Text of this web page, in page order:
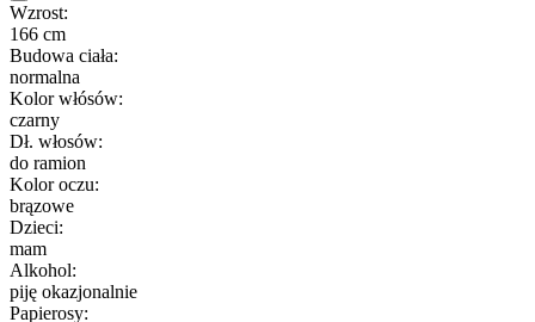
Wzrost:
166 cm
Budowa ciała:
normalna
Kolor włósów:
czarny
Dł. włosów:
do ramion
Kolor oczu:
brązowe
Dzieci:
mam
Alkohol:
piję okazjonalnie
Papierosy: